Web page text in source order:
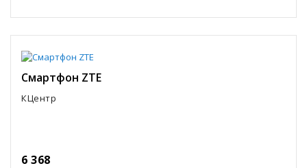
Смартфон ZTE
КЦентр
6 368